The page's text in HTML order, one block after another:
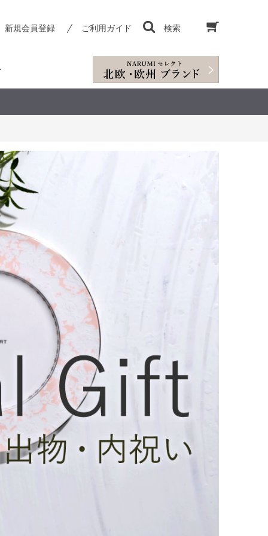
新規会員登録 ご利用ガイド 検索